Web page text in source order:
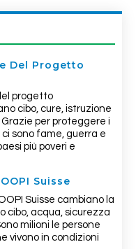
Del Progetto
progetto
cibo, cure, istruzione
per proteggere i
ci sono fame, guerra e
più poveri e
Suisse
Suisse cambiano la
cibo, acqua, sicurezza
milioni le persone
vivono in condizioni